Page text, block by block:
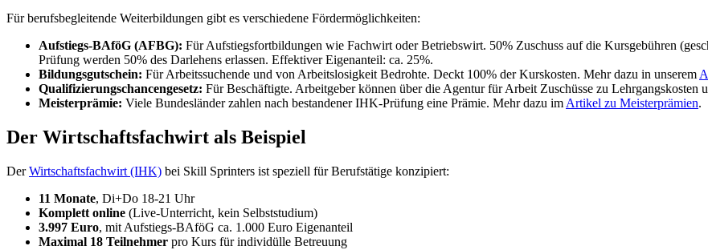
Für berufsbegleitende Weiterbildungen gibt es verschiedene Fördermöglichkeiten:
Aufstiegs-BAföG (AFBG): Für Aufstiegsfortbildungen wie Fachwirt oder Betriebswirt. 50% Zuschuss auf die Kursgebühren
Prüfung werden 50% des Darlehens erlassen. Effektiver Eigenanteil: ca. 25%.
Bildungsgutschein: Für Arbeitssuchende und von Arbeitslosigkeit Bedrohte. Deckt 100% der Kurskosten. Mehr dazu in unserem
Qualifizierungschancengesetz: Für Beschäftigte. Arbeitgeber können über die Agentur für Arbeit Zuschüsse zu Lehrgangskosten
Meisterprämie: Viele Bundesländer zahlen nach bestandener IHK-Prüfung eine Prämie. Mehr dazu im Artikel zu Meisterprämien.
Der Wirtschaftsfachwirt als Beispiel
DerWirtschaftsfachwirt (IHK) bei Skill Sprinters ist speziell für Berufstätige konzipiert:
11 Monate, Di+Do 18-21 Uhr
Komplett online (Live-Unterricht, kein Selbststudium)
3.997 Euro, mit Aufstiegs-BAföG ca. 1.000 Euro Eigenanteil
Maximal 18 Teilnehmer pro Kurs für individülle Betreuung